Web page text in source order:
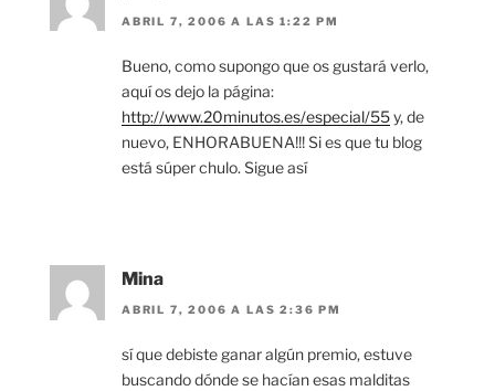
ABRIL 7, 2006 A LAS 1:22 PM
Bueno, como supongo que os gustará verlo,
aquí os dejo la página:
http://www.20minutos.es/especial/55y, de
nuevo, ENHORABUENA!!! Si es que tu blog
está súper chulo. Sigue así
Mina
ABRIL 7, 2006 A LAS 2:36 PM
sí que debiste ganar algún premio, estuve
buscando dónde se hacían esas malditas